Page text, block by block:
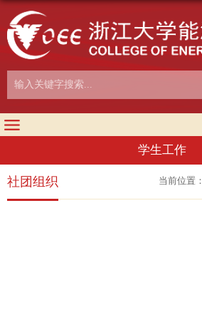
学生工作
当前位置：
社团组织